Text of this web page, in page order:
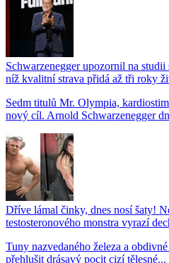
Schwarzenegger upozornil na
níž kvalitní strava přidá až tři roky
Sedm titulů Mr. Olympia,
nový cíl. Arnold Schwarzenegger
Dříve lámal činky, dnes nosí šaty!
testosteronového monstra vyrazí
Tuny nazvedaného železa a
přehlušit drásavý pocit cizí tělesné...